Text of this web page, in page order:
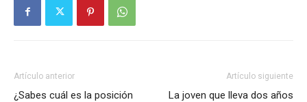
Artículo anterior
¿Sabes cuál es la posición
Artículo siguiente
La joven que lleva dos años